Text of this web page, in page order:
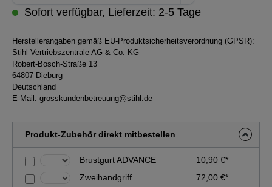
Sofort verfügbar, Lieferzeit: 2-5 Tage
Herstellerangaben gemäß EU-Produktsicherheitsverordnung (GPSR):
Stihl Vertriebszentrale AG & Co. KG
Robert-Bosch-Straße 13
64807 Dieburg
Deutschland
E-Mail: grosskundenbetreuung@stihl.de
Produkt-Zubehör direkt mitbestellen
Brustgurt ADVANCE
10,90 €*
Zweihandgriff
72,00 €*